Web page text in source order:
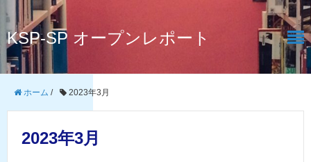
KSP-SP オープンレポート
ホーム / 2023年3月
2023年3月